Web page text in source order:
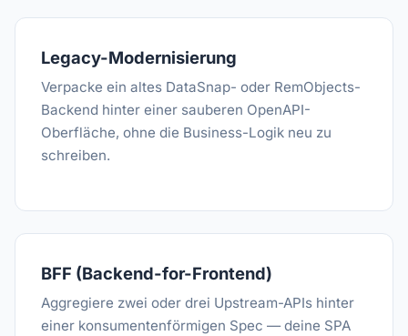
Legacy-Modernisierung
Verpacke ein altes DataSnap- oder RemObjects-
Backend hinter einer sauberen OpenAPI-
Oberfläche, ohne die Business-Logik neu zu
schreiben.
BFF (Backend-for-Frontend)
Aggregiere zwei oder drei Upstream-APIs hinter
einer konsumentenförmigen Spec — deine SPA